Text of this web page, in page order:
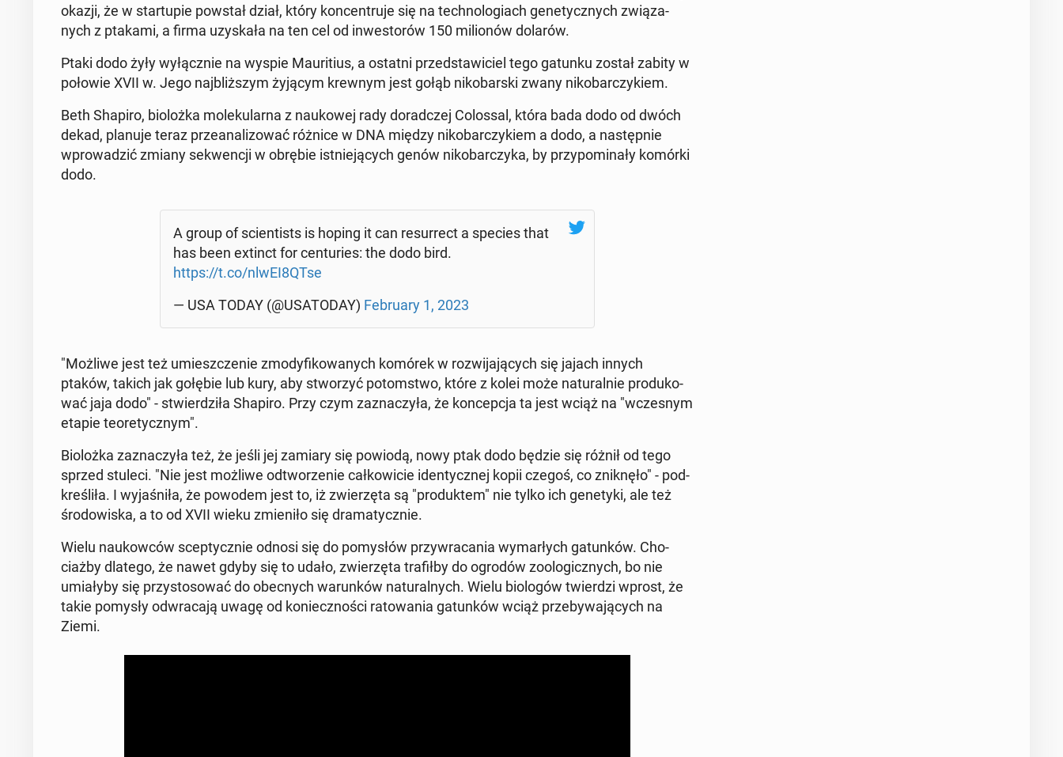
okazji, że w star­tu­pie powstał dział, który kon­cen­tru­je się na tech­no­lo­giach ge­ne­tycz­nych zwią­za­
nych z ptakami, a firma uzy­ska­ła na ten cel od in­we­sto­rów 150 mi­lio­nów dolarów.
Ptaki dodo żyły wy­łącz­nie na wyspie Mau­ri­tius, a ostatni przed­sta­wi­ciel tego gatunku został zabity w
połowie XVII w. Jego naj­bliż­szym żyjącym krewnym jest gołąb ni­ko­bar­ski zwany ni­ko­bar­czy­kiem.
Beth Shapiro, bio­loż­ka mo­le­ku­lar­na z na­uko­wej rady do­rad­czej Co­los­sal, która bada dodo od dwóch
dekad, planuje teraz prze­ana­li­zo­wać różnice w DNA między ni­ko­bar­czy­kiem a dodo, a na­stęp­nie
wpro­wa­dzić zmiany se­kwen­cji w obrębie ist­nie­ją­cych genów ni­ko­bar­czy­ka, by przy­po­mi­na­ły komórki
dodo.
A group of scien­ti­sts is hoping it can re­sur­rect a species that
has been extinct for cen­tu­ries: the dodo bird.
https://t.co/nlwEI8QTse
— USA TODAY (@USA­TO­DAY) Fe­bru­ary 1, 2023
"Możliwe jest też umiesz­cze­nie zmo­dy­fi­ko­wa­nych komórek w roz­wi­ja­ją­cych się jajach innych
ptaków, takich jak gołębie lub kury, aby stwo­rzyć po­tom­stwo, które z kolei może na­tu­ral­nie pro­du­ko­
wać jaja dodo" - stwier­dzi­ła Shapiro. Przy czym za­zna­czy­ła, że kon­cep­cja ta jest wciąż na "wcze­snym
etapie teo­re­tycz­nym".
Bio­loż­ka za­zna­czy­ła też, że jeśli jej zamiary się powiodą, nowy ptak dodo będzie się różnił od tego
sprzed stuleci. "Nie jest możliwe od­two­rze­nie cał­ko­wi­cie iden­tycz­nej kopii czegoś, co znik­nę­ło" - pod­
kre­śli­ła. I wy­ja­śni­ła, że powodem jest to, iż zwie­rzę­ta są "pro­duk­tem" nie tylko ich ge­ne­ty­ki, ale też
śro­do­wi­ska, a to od XVII wieku zmie­ni­ło się dra­ma­tycz­nie.
Wielu na­ukow­ców scep­tycz­nie odnosi się do po­my­słów przy­wra­ca­nia wy­mar­łych ga­tun­ków. Cho­
ciaż­by dlatego, że nawet gdyby się to udało, zwie­rzę­ta tra­fił­by do ogrodów zoo­lo­gicz­nych, bo nie
umia­ły­by się przy­sto­so­wać do obec­nych wa­run­ków na­tu­ral­nych. Wielu bio­lo­gów twier­dzi wprost, że
takie pomysły od­wra­ca­ją uwagę od ko­niecz­no­ści ra­to­wa­nia ga­tun­ków wciąż prze­by­wa­ją­cych na
Ziemi.